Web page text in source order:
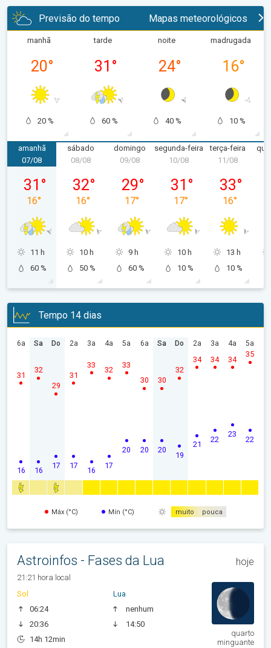
Previsão do tempo Mapas meteorológicos
manhã
20°
20 %
tarde
31 °
60 %
noite
24°
40 %
madrugada
16°
10 %
amanhã
sexta-feira, 07/08
07/08
31 °
16°
11 h
60 %
sábado
sábado, 08/08
08/08
32°
16°
10 h
50 %
domingo
domingo, 09/08
09/08
29°
17°
9 h
60 %
segunda-feira
segunda-feira, 10/08
10/08
31 °
17°
10 h
10 %
terça-feira
11/08
33°
16°
13 h
10 %
Tempo 14 dias
6a
16
31
Sa
16
32
Do
17
29
2a
17
31
3a
16
33
4a
17
32
5a
20
33
6a
20
30
Sa
20
30
Do
19
32
2a
21
34
3a
22
34
4a
23
34
5a
22
35
Máx (°C) Mín (°C) muito pouca
Astroinfos - Fases da Lua hoje
21:21 hora local
Sol
06:24
20:36
14h 12min
Lua
nenhum
14:50
quarto
minguante